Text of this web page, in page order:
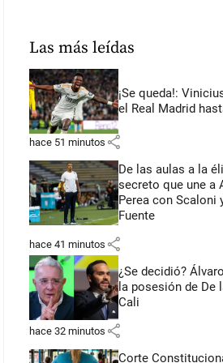
Las más leídas
¡Se queda!:
el Real Madrid
hace 51 minutos share
De las aulas a la
secreto que une a
Perea con Scaloni
Fuente
hace 41 minutos share
¿Se decidió?
la posesión de De
Cali
hace 32 minutos share
Corte